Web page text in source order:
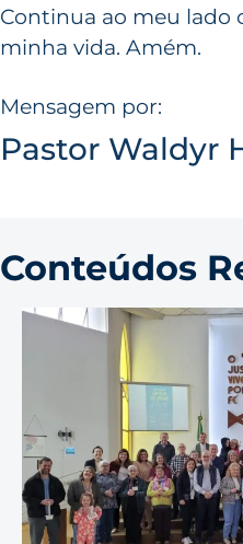
Continua ao meu lado
minha vida. Amém.
Mensagem por:
Pastor Waldyr
Conteúdos